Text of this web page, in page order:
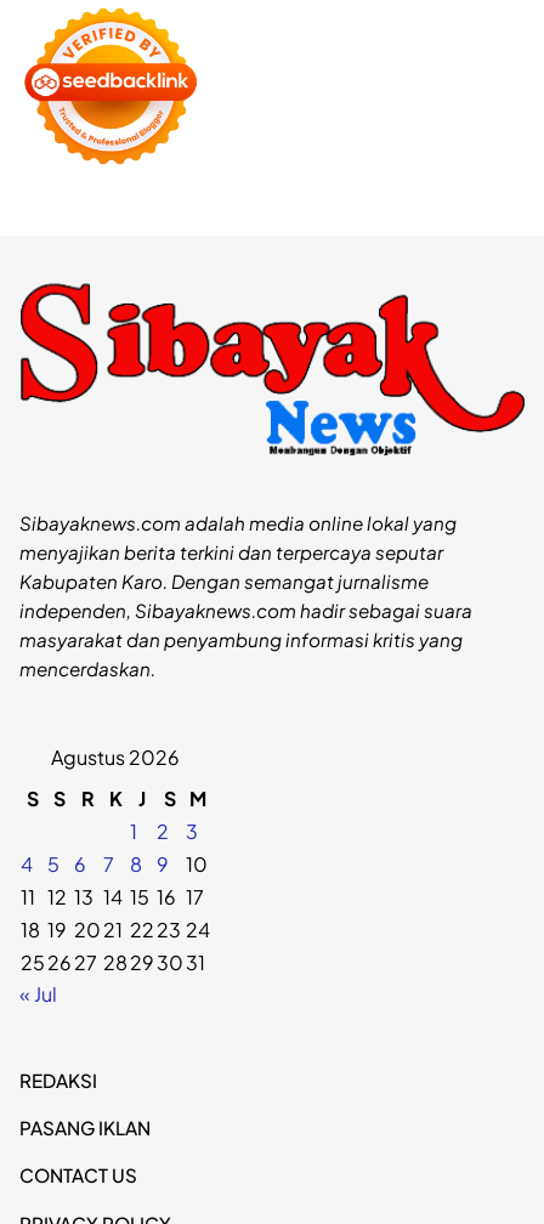
Sibayaknews.com adalah media online lokal yang
menyajikan berita terkini dan terpercaya seputar
Kabupaten Karo. Dengan semangat jurnalisme
independen, Sibayaknews.com hadir sebagai suara
masyarakat dan penyambung informasi kritis yang
mencerdaskan.
Agustus 2026
S S R K J S M
1
2
3
4
5 6 7 8 9
10
11 12 13 14 15 16 17
18 19 2021 2223 24
252627 28293031
« Jul
REDAKSI
PASANG IKLAN
CONTACT US